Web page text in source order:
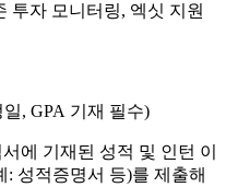
투자 모니터링, 엑싯 지원
, GPA 기재 필수)
에 기재된 성적 및 인턴 이
: 성적증명서 등)를 제출해